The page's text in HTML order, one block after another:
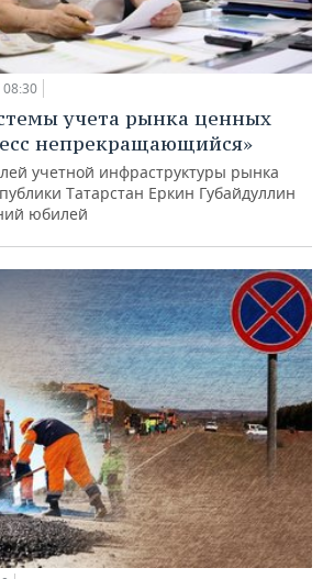
08:30
учета рынка ценных
непрекращающийся»
учетной инфраструктуры рынка
Татарстан Еркин Губайдуллин
юбилей